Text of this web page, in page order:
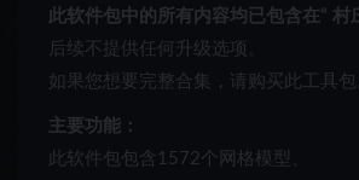
此软件包中的所有内容均已包含在“ 村
后续不提供任何升级选项。
如果您想要完整合集，请购买此工具包
主要功能：
此软件包包含1572个网格模型、